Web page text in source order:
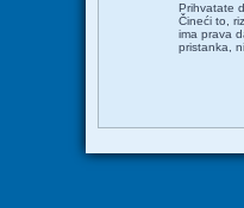
Prihvatate
Čineći to,
ima prava
pristanka,